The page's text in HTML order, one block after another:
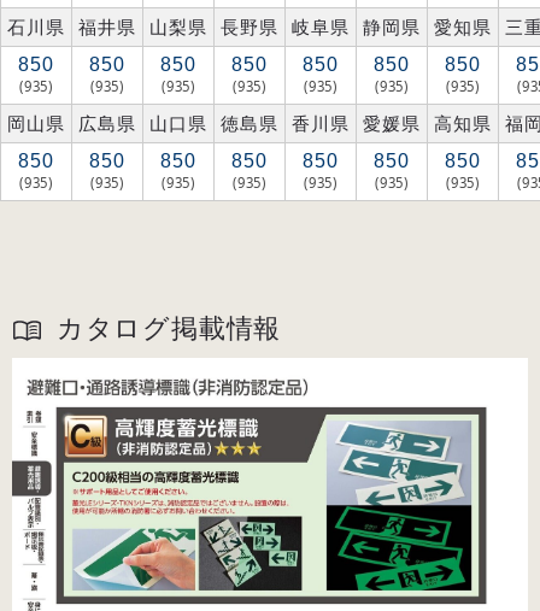
石川県 福井県 山梨県 長野県 岐阜県 静岡県 愛知県 三
850
(935)
850
(935)
850
(935)
850
(935)
850
(935)
850
(935)
850
(935)
岡山県 広島県 山口県 徳島県 香川県 愛媛県 高知県 福
850
(935)
850
(935)
850
(935)
850
(935)
850
(935)
850
(935)
850
(935)
カタログ掲載情報